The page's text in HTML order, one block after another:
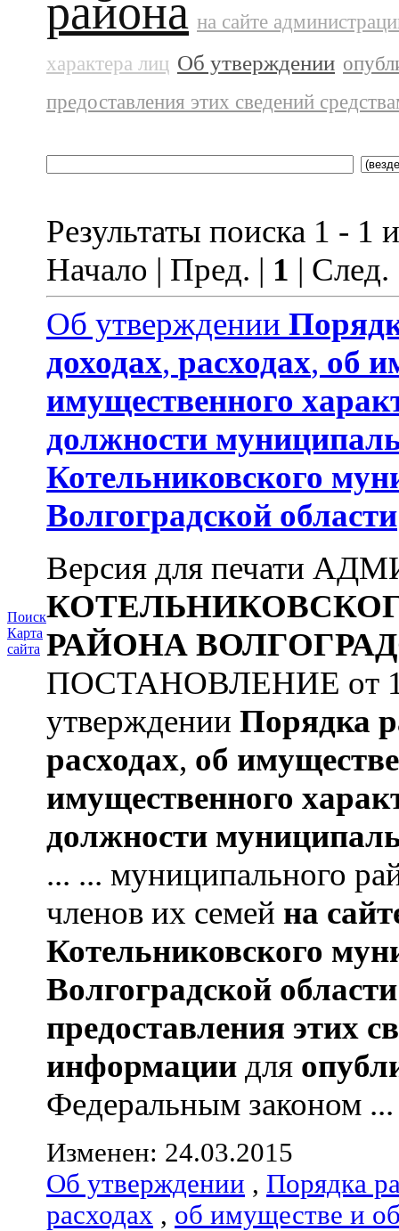
Поиск
Карта
сайта
района на сайте
характера лиц Об утверждении
предоставления этих сведений
Результаты поиска 1 - 1
Начало | Пред. | 1 |
Об утверждении
доходах, расходах, об
имущественного
должности
Котельниковского
Волгоградской области
Версия для печати
РАЙОНА
ПОСТАНОВЛЕНИЕ от
утверждении Порядка
расходах, об
имущественного
должности
... ... муниципального
членов их семей на
Котельниковского
Волгоградской области
предоставления этих
информации для
Федеральным законом ...
Изменен: 24.03.2015
Об утверждении , Порядка
расходах , об имуществе и